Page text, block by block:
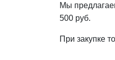
Мы
500 руб.
При закупке